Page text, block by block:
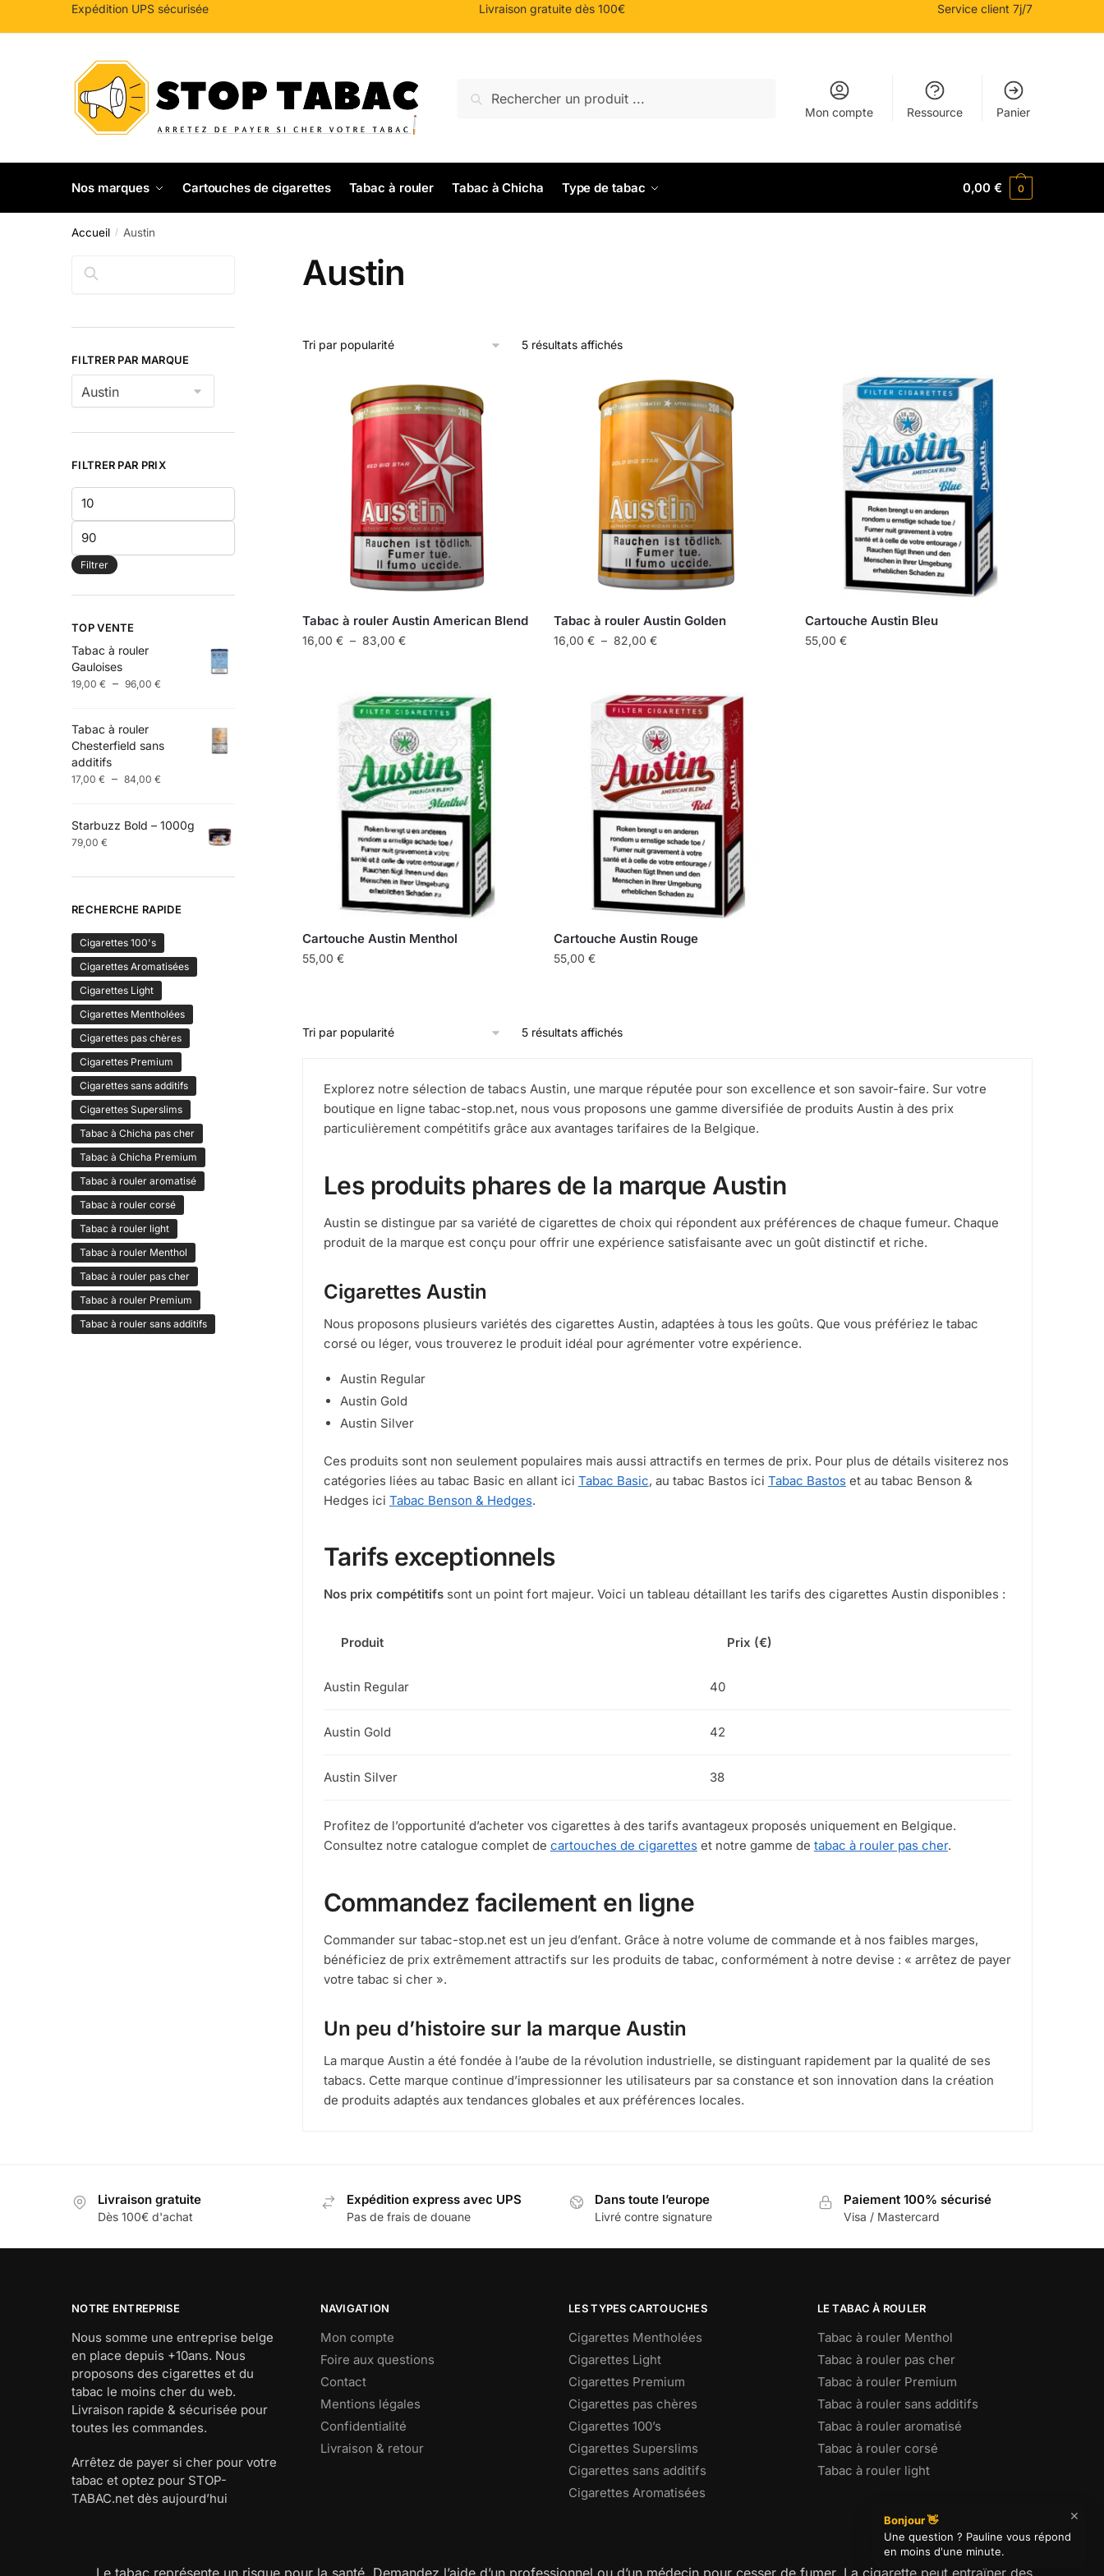
à
to
Expédition UPS sécurisée Livraison gratuite dès 100€ Service client 7j/7
pour :
Mon compte Ressource Panier
Nos marques Cartouches de cigarettes Tabac à rouler Tabac à Chicha Type de tabac 0,00€ 0
Accueil / Austin
Austin
5 résultats affichésTrié
popularité
Tabac à rouler Austin American Blend
16,00 € – 83,00 €Plage
16,00 €
à
83,00 €
plusieurs
variations.
options
peuvent
choisies
du
produit
Tabac à rouler Austin Golden
16,00 € – 82,00 €Plage
16,00 €
à
82,00 €
plusieurs
variations.
options
peuvent
du
produit
Cartouche Austin Bleu
55,00€
Cartouche Austin Menthol
55,00 €
Cartouche Austin Rouge
55,00 €
5 résultats affichésTrié
Explorez notre sélection de tabacs Austin, une marque réputée pour son excellence et son savoir-faire. Sur votre
boutique en ligne tabac-stop.net, nous vous proposons une gamme diversifiée de produits Austin à des prix
particulièrement compétitifs grâce aux avantages tarifaires de la Belgique.
Les produits phares de la marque Austin
Austin se distingue par sa variété de cigarettes de choix qui répondent aux préférences de chaque fumeur. Chaque
produit de la marque est conçu pour offrir une expérience satisfaisante avec un goût distinctif et riche.
Cigarettes Austin
Nous proposons plusieurs variétés des cigarettes Austin, adaptées à tous les goûts. Que vous préfériez le tabac
corsé ou léger, vous trouverez le produit idéal pour agrémenter votre expérience.
Austin Regular
Austin Gold
Austin Silver
Ces produits sont non seulement populaires mais aussi attractifs en termes de prix. Pour plus de détails visiterez nos
catégories liées au tabac Basic en allant ici Tabac Basic, au tabac Bastos ici Tabac Bastoset au tabac Benson &
Hedges ici Tabac Benson & Hedges.
Tarifs exceptionnels
Nos prix compétitifssont un point fort majeur. Voici un tableau détaillant les tarifs des cigarettes Austin disponibles :
Produit Prix (€)
Austin Regular 40
Austin Gold 42
Austin Silver 38
Profitez de l’opportunité d’acheter vos cigarettes à des tarifs avantageux proposés uniquement en Belgique.
Consultez notre catalogue complet de cartouches de cigaretteset notre gamme de tabac à rouler pas cher.
Commandez facilement en ligne
Commander sur tabac-stop.net est un jeu d’enfant. Grâce à notre volume de commande et à nos faibles marges,
bénéficiez de prix extrêmement attractifs sur les produits de tabac, conformément à notre devise : « arrêtez de payer
votre tabac si cher ».
Un peu d’histoire sur la marque Austin
La marque Austin a été fondée à l’aube de la révolution industrielle, se distinguant rapidement par la qualité de ses
tabacs. Cette marque continue d’impressionner les utilisateurs par sa constance et son innovation dans la création
de produits adaptés aux tendances globales et aux préférences locales.
Rechercher
FILTRER PAR MARQUE
FILTRER PAR PRIX
Prix
min
Prix
max
Filtrer
TOP VENTE
Tabac à rouler
Gauloises
19,00 € – 96,00 €
à
Tabac à rouler
Chesterfield sans
additifs
17,00 € – 84,00 €
17,00 €
Starbuzz Bold – 1000g
79,00 €
RECHERCHE RAPIDE
Cigarettes 100's
Cigarettes Aromatisées
Cigarettes Light
Cigarettes Mentholées
Cigarettes pas chères
Cigarettes Premium
Cigarettes sans additifs
Cigarettes Superslims
Tabac à Chicha pas cher
Tabac à Chicha Premium
Tabac à rouler aromatisé
Tabac à rouler corsé
Tabac à rouler light
Tabac à rouler Menthol
Tabac à rouler pas cher
Tabac à rouler Premium
Tabac à rouler sans additifs
Livraison gratuite
Dès 100€ d'achat
Expédition express avec UPS
Pas de frais de douane
Dans toute l’europe
Livré contre signature
Paiement 100% sécurisé
Visa / Mastercard
NOTRE ENTREPRISE
Nous somme une entreprise belge
en place depuis +10ans. Nous
proposons des cigarettes et du
tabac le moins cher du web.
Livraison rapide & sécurisée pour
toutes les commandes.
Arrêtez de payer si cher pour votre
tabac et optez pour STOP-
TABAC.net dès aujourd’hui
NAVIGATION
Mon compte
Foire aux questions
Contact
Mentions légales
Confidentialité
Livraison & retour
LES TYPES CARTOUCHES
Cigarettes Mentholées
Cigarettes Light
Cigarettes Premium
Cigarettes pas chères
Cigarettes 100’s
Cigarettes Superslims
Cigarettes sans additifs
Cigarettes Aromatisées
LE TABAC À ROULER
Tabac à rouler Menthol
Tabac à rouler pas cher
Tabac à rouler Premium
Tabac à rouler sans additifs
Tabac à rouler aromatisé
Tabac à rouler corsé
Tabac à rouler light
Le tabac représente un risque pour la santé. Demandez l’aide d’un professionnel ou d’un médecin pour cesser de fumer. La cigarette peut entraîner des